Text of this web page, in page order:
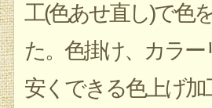
工(色あせ直し)で色
た。色掛け、カラ
安くできる色上げ